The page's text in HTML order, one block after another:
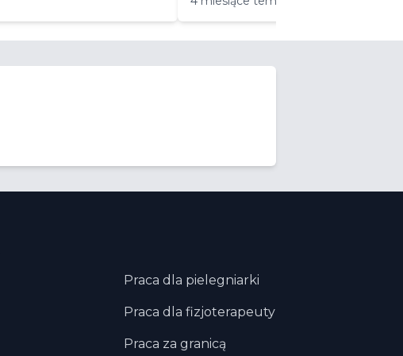
Praca dla pielegniarki
Praca dla fizjoterapeuty
Praca za granicą